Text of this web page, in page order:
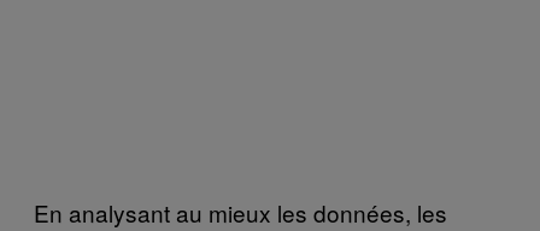
En analysant au mieux les données, les